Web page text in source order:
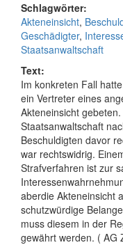
Schlagwörter:
Akteneinsicht,
Geschädigter,
Staatsanwaltschaft
Text:
Im konkreten Fall
ein Vertreter eines
Akteneinsicht
Staatsanwaltschaft
Beschuldigten davor
war rechtswidrig.
Strafverfahren ist zur
aberdie Akteneinsicht
schutzwürdige
muss diesem in der
gewährt werden. ( AG